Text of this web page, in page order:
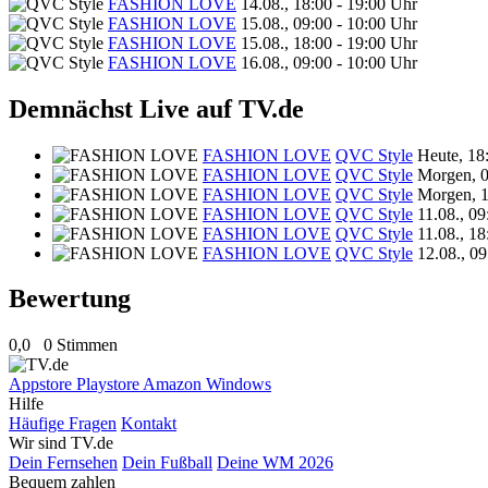
FASHION LOVE 15.08., 09:00 - 10:00 Uhr
FASHION LOVE 15.08., 18:00 - 19:00 Uhr
FASHION LOVE 16.08., 09:00 - 10:00 Uhr
Demnächst Live auf TV.de
FASHION LOVE QVC Style Heute,
FASHION LOVE QVC Style Morgen,
FASHION LOVE QVC Style Morgen,
FASHION LOVE QVC Style 11.08.,
FASHION LOVE QVC Style 11.08.,
FASHION LOVE QVC Style 12.08.,
Bewertung
0,0 0 Stimmen
Appstore Playstore Amazon Windows
Hilfe
Häufige Fragen Kontakt
Wir sind TV.de
Dein Fernsehen Dein Fußball Deine WM 2026
Bequem zahlen